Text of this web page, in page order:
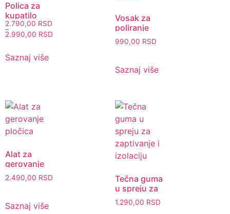
Polica za
kupatilo
2.790,00 RSD
–
2.990,00 RSD
Saznaj više
Vosak za
poliranje
drveta
990,00 RSD
Saznaj više
Alat za
gerovanje
pločica
2.490,00 RSD
Saznaj više
Tečna guma
u spreju za
zaptivanje i
izolaciju
1.290,00 RSD